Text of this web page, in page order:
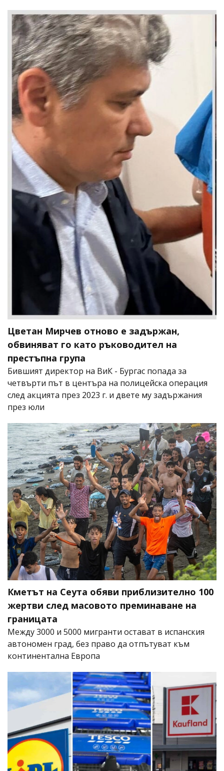
Цветан Мирчев отново е задържан,
обвиняват го като ръководител на
престъпна група
Бившият директор на ВиК - Бургас попада за
четвърти път в центъра на полицейска операция
след акцията през 2023 г. и двете му задържания
през юли
Кметът на Сеута обяви приблизително 100
жертви след масовото преминаване на
границата
Между 3000 и 5000 мигранти остават в испанския
автономен град, без право да отпътуват към
континентална Европа